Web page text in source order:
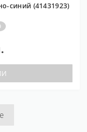
синий (41431923)